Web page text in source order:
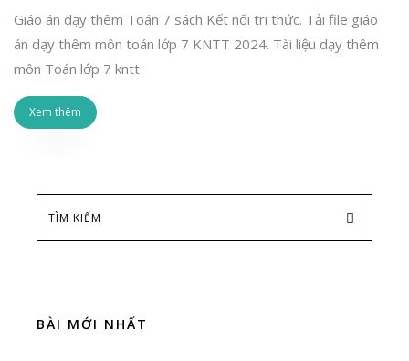
Giáo án dạy thêm Toán 7 sách Kết nối tri thức. Tải file giáo
án dạy thêm môn toán lớp 7 KNTT 2024. Tài liệu dạy thêm
môn Toán lớp 7 kntt
Xem thêm
BÀI MỚI NHẤT